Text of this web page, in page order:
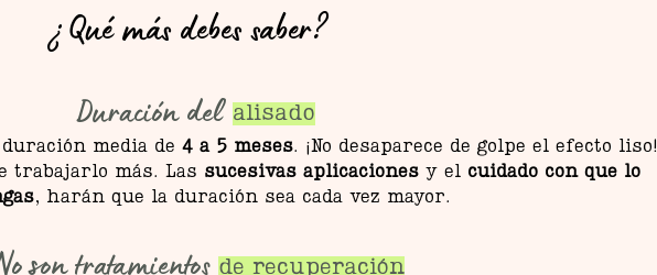
¿Qué más debes saber?
media de 4 a 5 meses. ¡No desaparece de golpe el efecto liso!
trabajarlo más. Las sucesivas aplicaciones y el cuidado con que lo
, harán que la duración sea cada vez mayor.
Duración del alisado
son tratamientos de recuperación